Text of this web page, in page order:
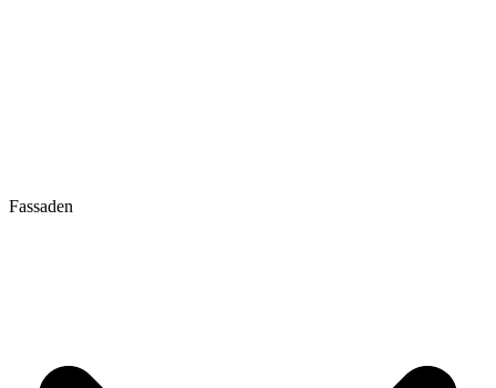
Fassaden